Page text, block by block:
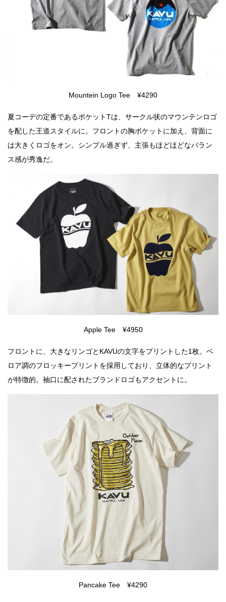
Mountein Logo Tee ¥4290
夏コーデの定番であるポケットTは、サークル状のマウンテンロゴ
を配した王道スタイルに。フロントの胸ポケットに加え、背面に
は大きくロゴをオン。シンプル過ぎず、主張もほどほどなバラン
ス感が秀逸だ。
Apple Tee ¥4950
フロントに、大きなリンゴとKAVUの文字をプリントした1枚。ベ
ロア調のフロッキープリントを採用しており、立体的なプリント
が特徴的。袖口に配されたブランドロゴもアクセントに。
Pancake Tee ¥4290